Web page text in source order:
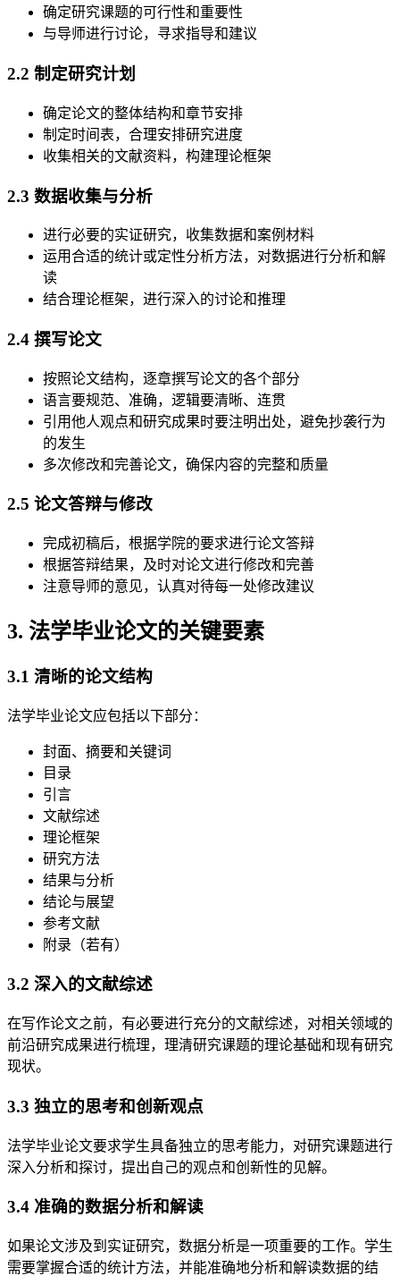
确定研究课题的可行性和重要性
与导师进行讨论，寻求指导和建议
2.2 制定研究计划
确定论文的整体结构和章节安排
制定时间表，合理安排研究进度
收集相关的文献资料，构建理论框架
2.3 数据收集与分析
进行必要的实证研究，收集数据和案例材料
运用合适的统计或定性分析方法，对数据进行分析和解
读
结合理论框架，进行深入的讨论和推理
2.4 撰写论文
按照论文结构，逐章撰写论文的各个部分
语言要规范、准确，逻辑要清晰、连贯
引用他人观点和研究成果时要注明出处，避免抄袭行为
的发生
多次修改和完善论文，确保内容的完整和质量
2.5 论文答辩与修改
完成初稿后，根据学院的要求进行论文答辩
根据答辩结果，及时对论文进行修改和完善
注意导师的意见，认真对待每一处修改建议
3. 法学毕业论文的关键要素
3.1 清晰的论文结构
法学毕业论文应包括以下部分：
封面、摘要和关键词
目录
引言
文献综述
理论框架
研究方法
结果与分析
结论与展望
参考文献
附录（若有）
3.2 深入的文献综述
在写作论文之前，有必要进行充分的文献综述，对相关领域的
前沿研究成果进行梳理，理清研究课题的理论基础和现有研究
现状。
3.3 独立的思考和创新观点
法学毕业论文要求学生具备独立的思考能力，对研究课题进行
深入分析和探讨，提出自己的观点和创新性的见解。
3.4 准确的数据分析和解读
如果论文涉及到实证研究，数据分析是一项重要的工作。学生
需要掌握合适的统计方法，并能准确地分析和解读数据的结